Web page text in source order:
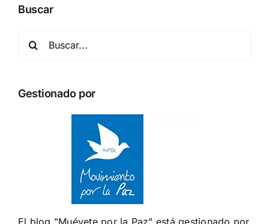
Buscar
Gestionado por
El blog "Muévete por la Paz" está gestionado por